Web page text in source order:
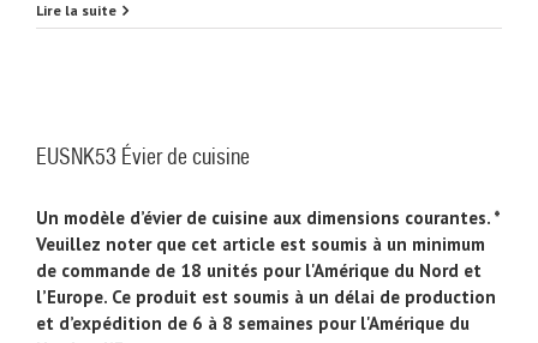
Évier
Lire la suite
EUSNK53 Évier de cuisine
Un modèle d’évier de cuisine aux dimensions courantes. *
Veuillez noter que cet article est soumis à un minimum
de commande de 18 unités pour l'Amérique du Nord et
l’Europe. Ce produit est soumis à un délai de production
et d’expédition de 6 à 8 semaines pour l'Amérique du